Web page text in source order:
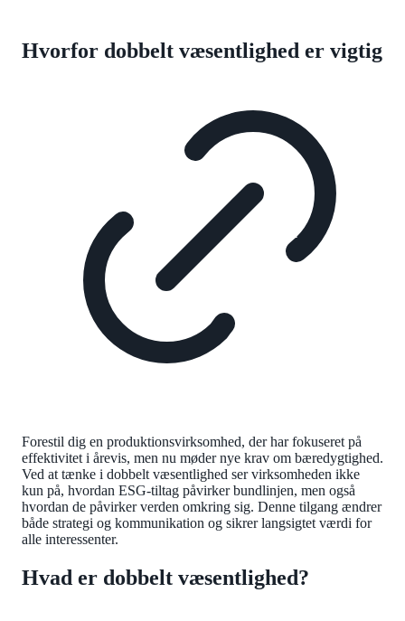
Hvorfor dobbelt væsentlighed er vigtig
Forestil dig en produktionsvirksomhed, der har fokuseret på
effektivitet i årevis, men nu møder nye krav om bæredygtighed.
Ved at tænke i dobbelt væsentlighed ser virksomheden ikke
kun på, hvordan ESG-tiltag påvirker bundlinjen, men også
hvordan de påvirker verden omkring sig. Denne tilgang ændrer
både strategi og kommunikation og sikrer langsigtet værdi for
alle interessenter.
Hvad er dobbelt væsentlighed?